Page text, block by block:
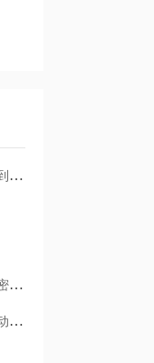
临时插进来的紧急任务，哪款备忘录支持快速置顶到清单首位？
日记和账号密码需要安全存放，哪款备忘录支持加密保护？
安卓手机换机后数据会丢吗？哪款便签支持云端自动备份？